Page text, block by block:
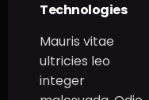
Technologies
Mauris vitae
ultricies leo
integer